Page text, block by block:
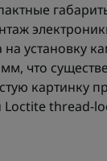
установку
что
картинку
Loctite thread-